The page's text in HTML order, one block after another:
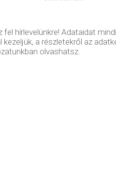
fel hírlevelünkre! Adataidat
kezeljük, a részletekről az
olvashatsz.